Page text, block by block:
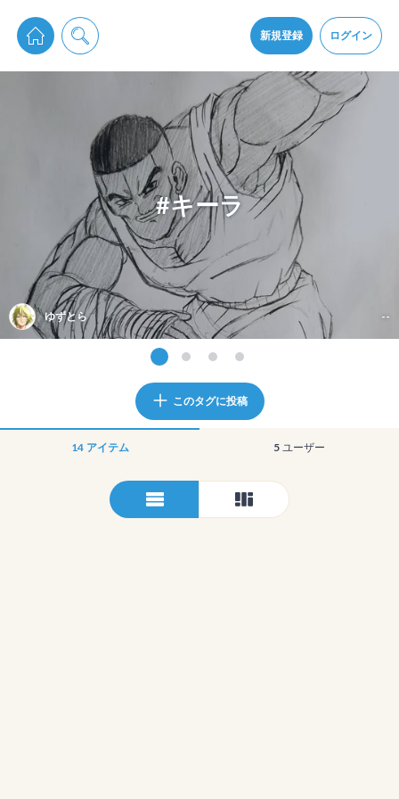
新規登録 ログイン
pixiv Sketchは2024年5月28日付で プライパシーポリシーを改定しました。
通知を受け取るにはここをクリックします
pixiv Sketchアプリでさらに快適に！
アプリをインストール
#キーラ
ゆずとら --
このタグに投稿
14 アイテム 5 ユーザー